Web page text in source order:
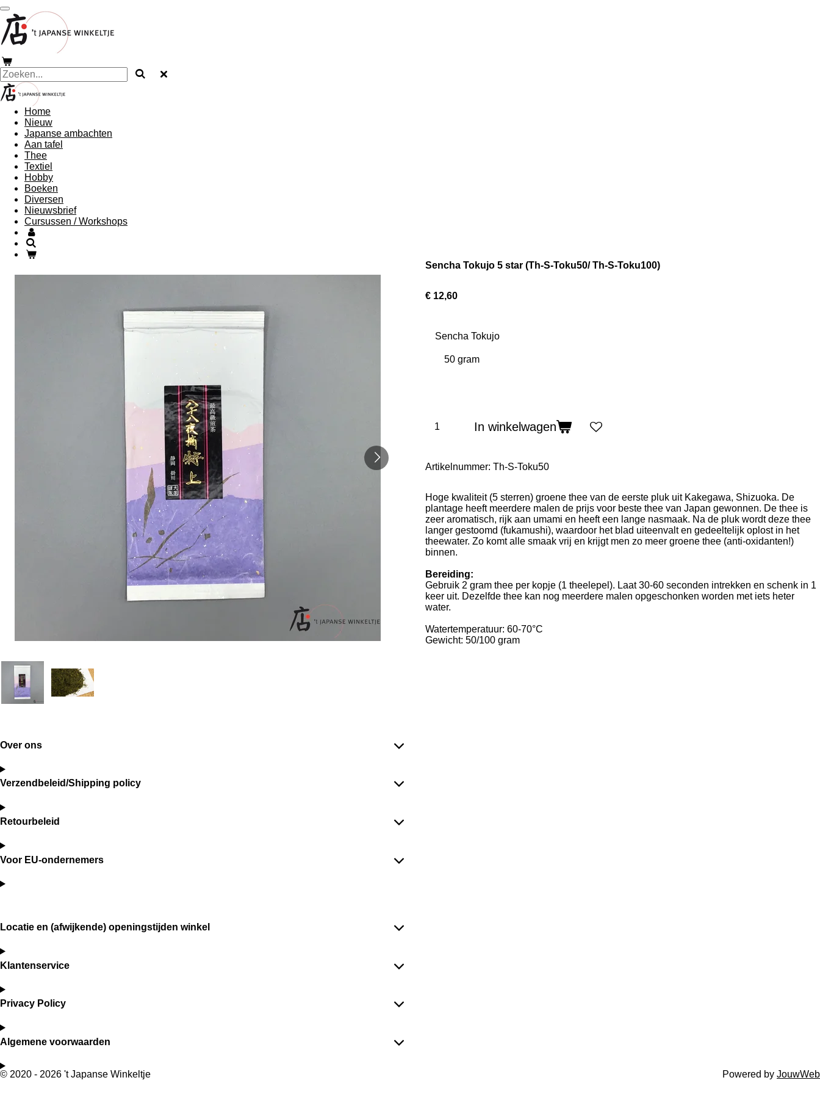
Ga
direct
naar
de
hoofdinhoud
Home
Nieuw
Japanse ambachten
Aan tafel
Thee
Textiel
Hobby
Boeken
Diversen
Nieuwsbrief
Cursussen / Workshops
Sencha Tokujo 5 star (Th-S-Toku50/ Th-S-Toku100)
€ 12,60
Sencha Tokujo
In winkelwagen
Artikelnummer: Th-S-Toku50
Hoge kwaliteit (5 sterren) groene thee van de eerste pluk uit Kakegawa, Shizuoka. De
plantage heeft meerdere malen de prijs voor beste thee van Japan gewonnen. De thee is
zeer aromatisch, rijk aan umami en heeft een lange nasmaak. Na de pluk wordt deze thee
langer gestoomd (fukamushi), waardoor het blad uiteenvalt en gedeeltelijk oplost in het
theewater. Zo komt alle smaak vrij en krijgt men zo meer groene thee (anti-oxidanten!)
binnen.
Bereiding:
Gebruik 2 gram thee per kopje (1 theelepel). Laat 30-60 seconden intrekken en schenk in 1
keer uit. Dezelfde thee kan nog meerdere malen opgeschonken worden met iets heter
water.
Watertemperatuur: 60-70°C
Gewicht: 50/100 gram
Over ons
Verzendbeleid/Shipping policy
Retourbeleid
Voor EU-ondernemers
Locatie en (afwijkende) openingstijden winkel
Klantenservice
Privacy Policy
Algemene voorwaarden
© 2020 - 2026 't Japanse Winkeltje Powered by JouwWeb